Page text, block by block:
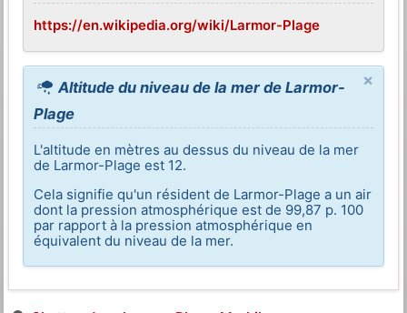
https://en.wikipedia.org/wiki/Larmor-Plage
×
Altitude du niveau de la mer de Larmor-
Plage
L'altitude en mètres au dessus du niveau de la mer
de Larmor-Plage est 12.
Cela signifie qu'un résident de Larmor-Plage a un air
dont la pression atmosphérique est de 99,87 p. 100
par rapport à la pression atmosphérique en
équivalent du niveau de la mer.